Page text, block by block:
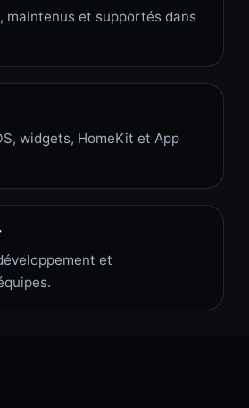
maintenus et supportés dans
widgets, HomeKit et App
et